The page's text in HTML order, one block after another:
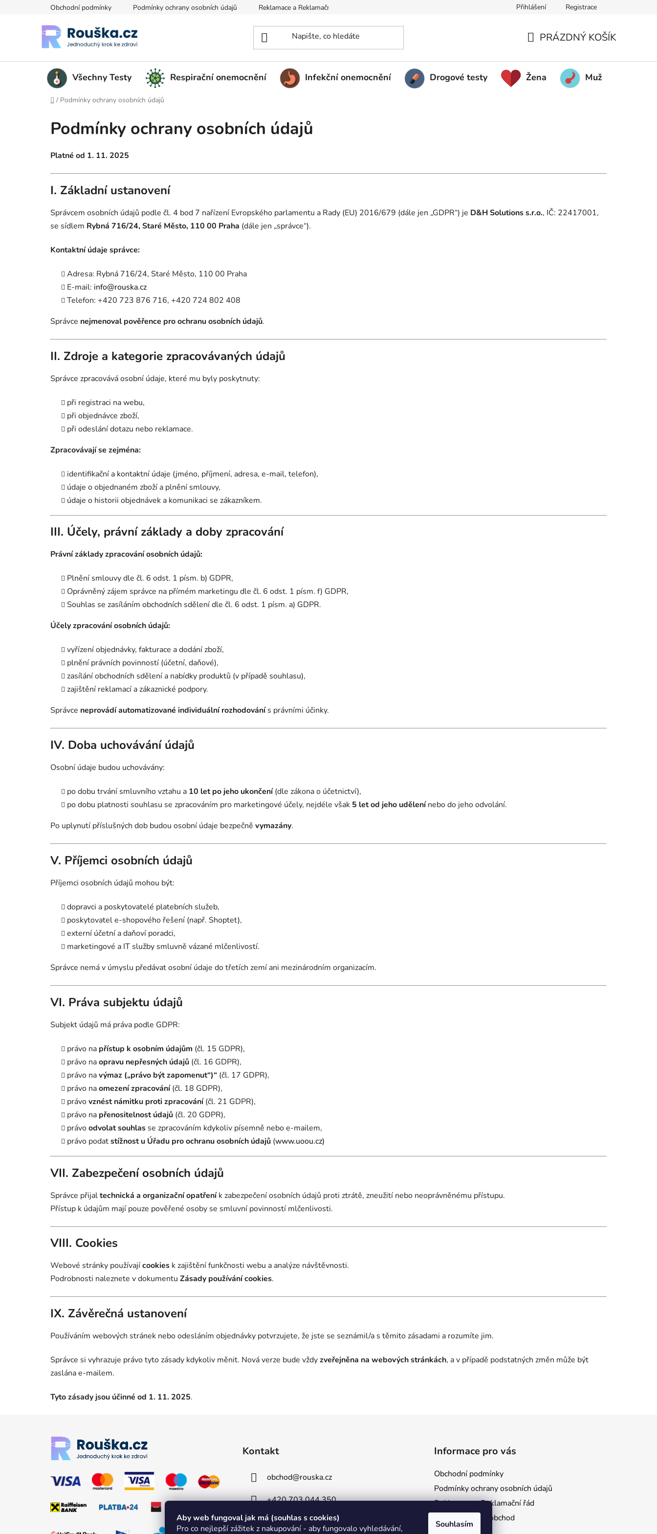
Aby web fungoval jak má (souhlas s cookies)
Pro co nejlepší zážitek z nakupování - aby fungovalo vyhledávání,
Souhlasím
Přejít na obsahObchodní podmínky Podmínky ochrany osobních údajů Reklamace a Reklamační řád Přihlášení Registrace
PRÁZDNÝ KOŠÍK
Všechny Testy Respirační onemocnění Infekční onemocnění Drogové testy Žena Muž
Domů
/ Podmínky ochrany osobních údajů
Podmínky ochrany osobních údajů
Platné od 1. 11. 2025
I. Základní ustanovení
Správcem osobních údajů podle čl. 4 bod 7 nařízení Evropského parlamentu a Rady (EU) 2016/679 (dále jen „GDPR“) je D&H Solutions s.r.o., IČ: 22417001,
se sídlem Rybná 716/24, Staré Město, 110 00 Praha (dále jen „správce“).
Kontaktní údaje správce:
Adresa: Rybná 716/24, Staré Město, 110 00 Praha
E-mail: info@rouska.cz
Telefon: +420 723 876 716, +420 724 802 408
Správce nejmenoval pověřence pro ochranu osobních údajů.
II. Zdroje a kategorie zpracovávaných údajů
Správce zpracovává osobní údaje, které mu byly poskytnuty:
při registraci na webu,
při objednávce zboží,
při odeslání dotazu nebo reklamace.
Zpracovávají se zejména:
identifikační a kontaktní údaje (jméno, příjmení, adresa, e-mail, telefon),
údaje o objednaném zboží a plnění smlouvy,
údaje o historii objednávek a komunikaci se zákazníkem.
III. Účely, právní základy a doby zpracování
Právní základy zpracování osobních údajů:
Plnění smlouvy dle čl. 6 odst. 1 písm. b) GDPR,
Oprávněný zájem správce na přímém marketingu dle čl. 6 odst. 1 písm. f) GDPR,
Souhlas se zasíláním obchodních sdělení dle čl. 6 odst. 1 písm. a) GDPR.
Účely zpracování osobních údajů:
vyřízení objednávky, fakturace a dodání zboží,
plnění právních povinností (účetní, daňové),
zasílání obchodních sdělení a nabídky produktů (v případě souhlasu),
zajištění reklamací a zákaznické podpory.
Správce neprovádí automatizované individuální rozhodovánís právními účinky.
IV. Doba uchovávání údajů
Osobní údaje budou uchovávány:
po dobu trvání smluvního vztahu a 10 let po jeho ukončení(dle zákona o účetnictví),
po dobu platnosti souhlasu se zpracováním pro marketingové účely, nejdéle však 5 let od jeho udělenínebo do jeho odvolání.
Po uplynutí příslušných dob budou osobní údaje bezpečně vymazány.
V. Příjemci osobních údajů
Příjemci osobních údajů mohou být:
dopravci a poskytovatelé platebních služeb,
poskytovatel e-shopového řešení (např. Shoptet),
externí účetní a daňoví poradci,
marketingové a IT služby smluvně vázané mlčenlivostí.
Správce nemá v úmyslu předávat osobní údaje do třetích zemí ani mezinárodním organizacím.
VI. Práva subjektu údajů
Subjekt údajů má práva podle GDPR:
právo na přístup k osobním údajům (čl. 15 GDPR),
právo naopravu nepřesných údajů (čl. 16 GDPR),
právo navýmaz („právo být zapomenut“)“ (čl. 17 GDPR),
právo naomezení zpracování(čl. 18 GDPR),
právovznést námitku proti zpracování(čl. 21 GDPR),
právo na přenositelnost údajů (čl. 20 GDPR),
právoodvolat souhlas se zpracováním kdykoliv písemně nebo e-mailem,
právo podatstížnost u Úřadu pro ochranu osobních údajů (www.uoou.cz)
VII. Zabezpečení osobních údajů
Správce přijaltechnická a organizační opatřeník zabezpečení osobních údajů proti ztrátě, zneužití nebo neoprávněnému přístupu.
Přístup k údajům mají pouze pověřené osoby se smluvní povinností mlčenlivosti.
VIII. Cookies
Webové stránky používajícookies k zajištění funkčnosti webu a analýze návštěvnosti.
Podrobnosti naleznete v dokumentu Zásady používání cookies.
IX. Závěrečná ustanovení
Používáním webových stránek nebo odesláním objednávky potvrzujete, že jste se seznámil/a s těmito zásadami a rozumíte jim.
Správce si vyhrazuje právo tyto zásady kdykoliv měnit. Nová verze bude vždyzveřejněna na webových stránkách, a v případě podstatných změn může být
zaslána e-mailem.
Tyto zásady jsou účinné od 1. 11. 2025.
Kontakt
obchod@rouska.cz
+420 703 044 350
Informace pro vás
Obchodní podmínky
Podmínky ochrany osobních údajů
Reklamace a Reklamační řád
Kontakt a Velkoobchod